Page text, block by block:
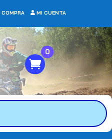
COMPRA MI CUENTA
0